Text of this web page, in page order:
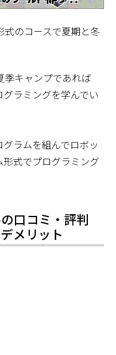
のコースで夏期と冬
季キャンプであれば
グラミングを学んでい
ラムを組んでロボッ
式でプログラミング
口コミ・評判
メリット